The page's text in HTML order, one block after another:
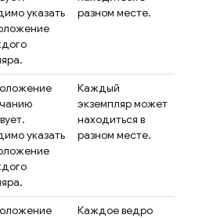
указать
разном месте.
указать
Каждый
экземпляр может
находиться в
разном месте.
Каждое ведро